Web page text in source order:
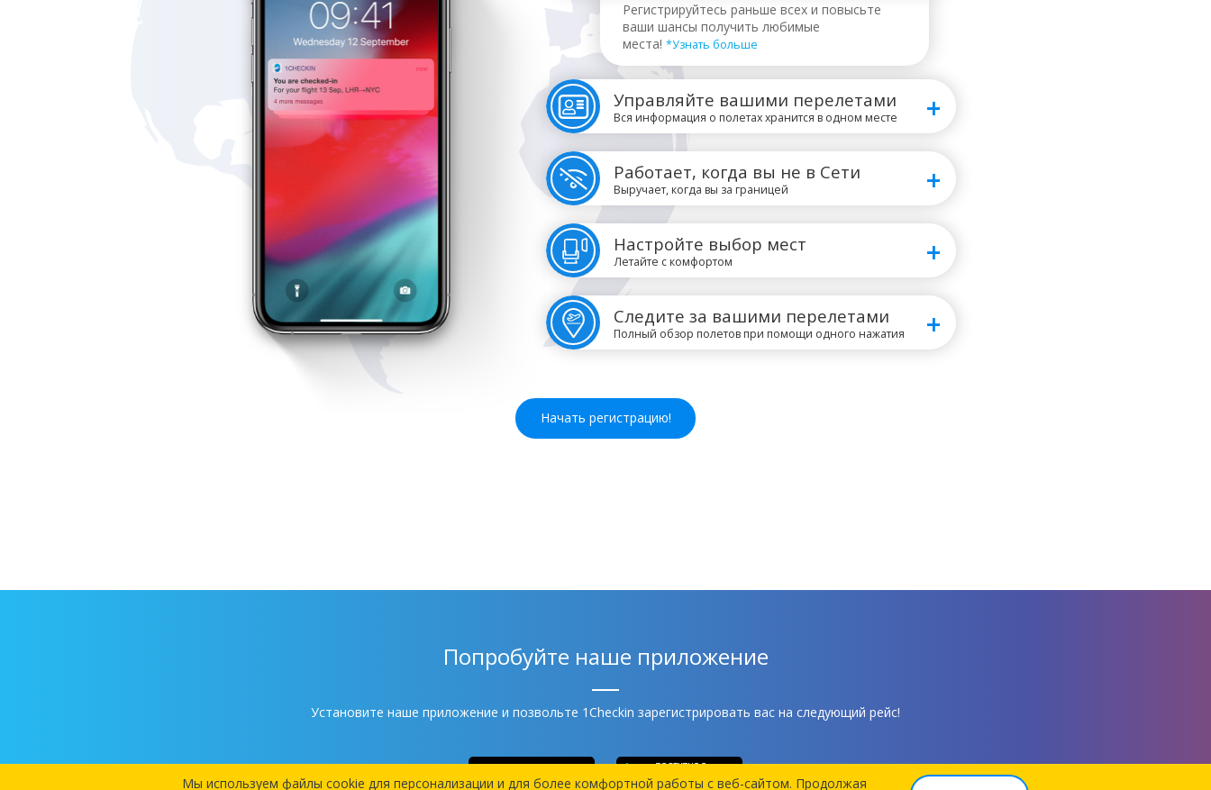
Регистрируйтесь раньше всех и повысьте
ваши шансы получить любимые
места!*Узнать больше
Управляйте вашими перелетами
Вся информация о полетах хранится в одном месте
Работает, когда вы не в Сети
Выручает, когда вы за границей
Настройте выбор мест
Летайте с комфортом
Следите за вашими перелетами
Полный обзор полетов при помощи одного нажатия
Начать регистрацию!
Попробуйте наше приложение
Установите наше приложение и позвольте 1Checkin зарегистрировать вас на следующий рейс!
Мы используем файлы cookie для персонализации и для более комфортной работы c веб-сайтом. Продолжая